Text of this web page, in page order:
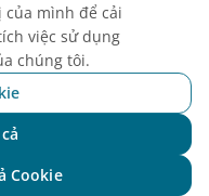
được làm nên từ sự
xứ Nghệ.
An:Tọa lạc tại xã
mình để cải
việc sử dụng
chúng tôi.
Cookie